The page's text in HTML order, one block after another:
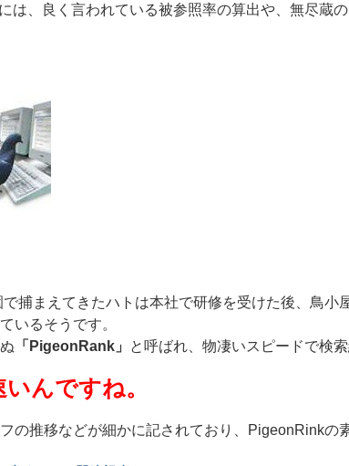
は、良く言われている被参照率の算出や、無尽蔵
捕まえてきたハトは本社で研修を受けた後、鳥小
いるそうです。
「PigeonRank」 と呼ばれ、物凄いスピードで検
んですね。
の推移などが細かに記されており、PigeonRinkの